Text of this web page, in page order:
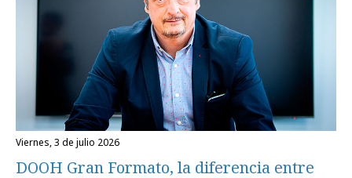
viernes, 3 de julio 2026
DOOH Gran Formato, la diferencia entre